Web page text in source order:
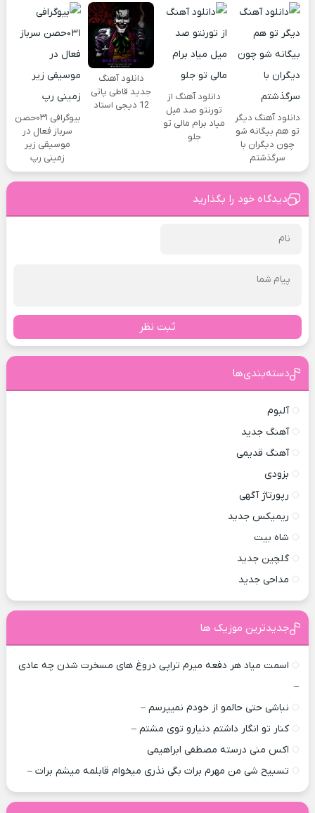
دانلود آهنگ دیگر
تو هم بیگانه شو
چون دیگران با
سرگذشتم
دانلود آهنگ از
تورنتو صد میل
میاد برام مالی تو
جلو
دانلود آهنگ
جدید قاطی پاتی
12 دیجی استاد
بیوگرافی ۰۳۱حصن
سرباز فعال در
موسیقی زیر
زمینی رپ
دیدگاه خود را بگذارید
ثبت نظر
دسته‌بندی‌ها
آلبوم
آهنگ جدید
آهنگ قدیمی
بزودی
رپورتاژ آگهی
ریمیکس جدید
شاه بیت
گلچین جدید
مداحی جدید
جدیدترین موزیک ها
اسمت میاد هر دفعه میرم تراپی دروغ‌ های مسخرت شدن چه عادی
–
نباشی حتی حالمو از خودم نمیپرسم –
کنار تو انگار داشتم دنیارو توی مشتم –
اکس منی درسته مصطفی ابراهیمی
تسبیح شی من مهرم برات بگی نذری میخوام قابلمه میشم برات –